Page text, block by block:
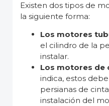
Existen dos tipos de
la siguiente forma:
Los motores
el cilindro de la
instalar.
Los motores de
indica, estos
persianas de
instalación del